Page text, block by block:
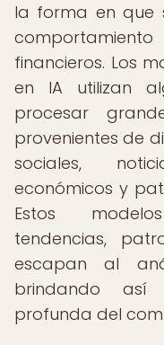
la forma en que
financieros. Los
en IA utilizan
procesar
provenientes de
sociales,
económicos y
Estos
tendencias,
escapan al
brindando así
profunda del